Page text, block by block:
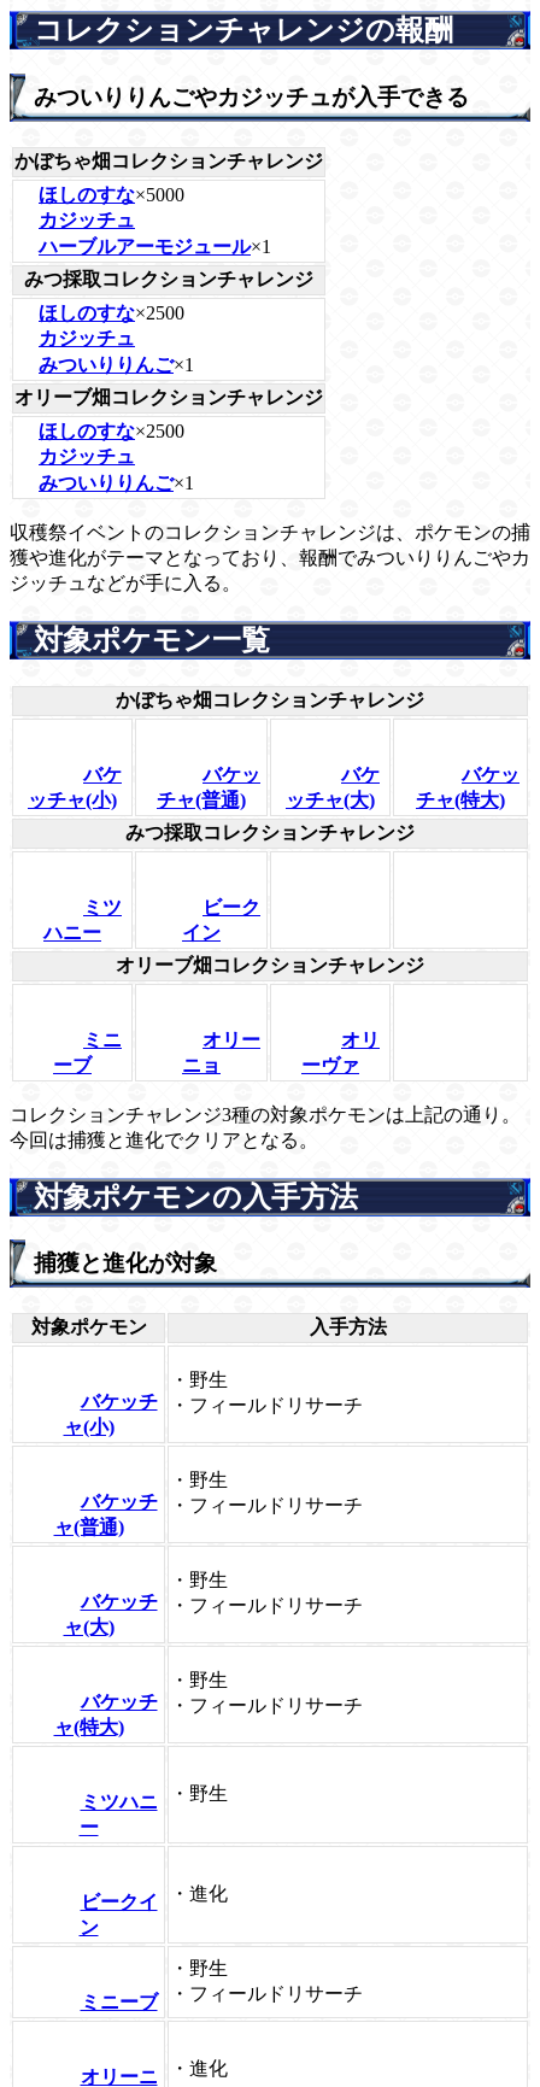
コレクションチャレンジの報酬
みついりりんごやカジッチュが入手できる
かぼちゃ畑コレクションチャレンジ
ほしのすな×5000
カジッチュ
ハーブルアーモジュール×1
みつ採取コレクションチャレンジ
ほしのすな×2500
カジッチュ
みついりりんご×1
オリーブ畑コレクションチャレンジ
ほしのすな×2500
カジッチュ
みついりりんご×1
収穫祭イベントのコレクションチャレンジは、ポケモンの捕
獲や進化がテーマとなっており、報酬でみついりりんごやカ
ジッチュなどが手に入る。
対象ポケモン一覧
かぼちゃ畑コレクションチャレンジ
バケ
ッチャ(小)
バケッ
チャ(普通)
バケ
ッチャ(大)
バケッ
チャ(特大)
みつ採取コレクションチャレンジ
ミツ
ハニー
ビーク
イン
オリーブ畑コレクションチャレンジ
ミニ
ーブ
オリー
ニョ
オリ
ーヴァ
コレクションチャレンジ3種の対象ポケモンは上記の通り。
今回は捕獲と進化でクリアとなる。
対象ポケモンの入手方法
捕獲と進化が対象
対象ポケモン 入手方法
バケッチ
ャ(小)
・野生
・フィールドリサーチ
バケッチ
ャ(普通)
・野生
・フィールドリサーチ
バケッチ
ャ(大)
・野生
・フィールドリサーチ
バケッチ
ャ(特大)
・野生
・フィールドリサーチ
ミツハニ
ー
・野生
ビークイ
ン
・進化
ミニーブ
・野生
・フィールドリサーチ
オリーニ ・進化